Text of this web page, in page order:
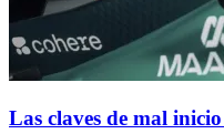
Las claves de mal